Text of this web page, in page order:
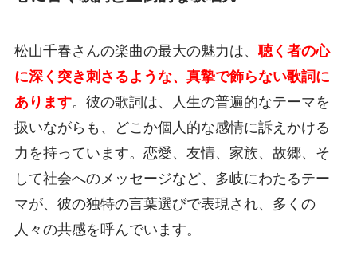
松山千春さんの楽曲の最大の魅力は、 聴く者の心
に深く突き刺さるような、真摯で飾らない歌詞に
あります。彼の歌詞は、人生の普遍的なテーマを
扱いながらも、どこか個人的な感情に訴えかける
力を持っています。恋愛、友情、家族、故郷、そ
して社会へのメッセージなど、多岐にわたるテー
マが、彼の独特の言葉選びで表現され、多くの
人々の共感を呼んでいます。